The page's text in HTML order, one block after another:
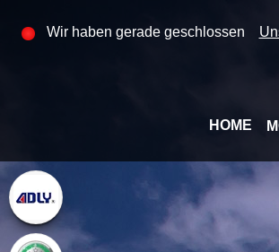
Wir haben gerade geschlossen
HOME